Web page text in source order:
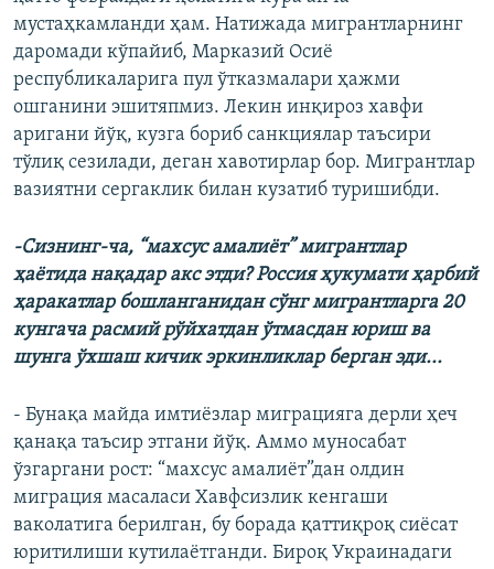
мустаҳкамланди ҳам. Натижада мигрантларнинг
даромади кўпайиб, Марказий Осиё
республикаларига пул ўтказмалари ҳажми
ошганини эшитяпмиз. Лекин инқироз хавфи
аригани йўқ, кузга бориб санкциялар таъсири
тўлиқ сезилади, деган хавотирлар бор. Мигрантлар
вазиятни сергаклик билан кузатиб туришибди.
-Сизнинг-ча, “махсус амалиёт” мигрантлар
ҳаётида нақадар акс этди? Россия ҳукумати ҳарбий
ҳаракатлар бошланганидан сўнг мигрантларга 20
кунгача расмий рўйхатдан ўтмасдан юриш ва
шунга ўхшаш кичик эркинликлар берган эди...
- Бунақа майда имтиёзлар миграцияга дерли ҳеч
қанақа таъсир этгани йўқ. Аммо муносабат
ўзгаргани рост: “махсус амалиёт”дан олдин
миграция масаласи Хавфсизлик кенгаши
ваколатига берилган, бу борада қаттиқроқ сиёсат
юритилиши кутилаётганди. Бироқ Украинадаги